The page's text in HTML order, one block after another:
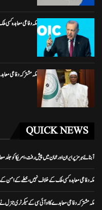
مکہ دفاعی معاہدہ
مکہ مشترکہ دفاعی
QUICK NEWS
آبنائے ہرمز پر ایران اور عمان میں پیش رفت، امریکا کو جلد
مکہ دفاعی معاہدہ کسی ملک کے خلاف نہیں، خطے کے
مکہ مشترکہ دفاعی معاہدے کا او آئی سی کے سیکرٹری جنرل